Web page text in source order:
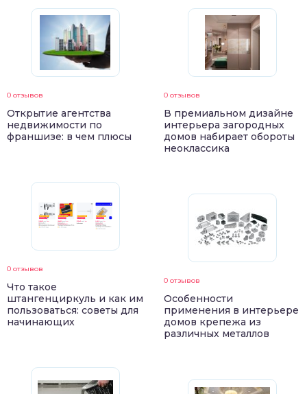
0 отзывов
Открытие агентства
недвижимости по
франшизе: в чем плюсы
0 отзывов
Что такое
штангенциркуль и как им
пользоваться: советы для
начинающих
0 отзывов
В премиальном дизайне
интерьера загородных
домов набирает обороты
неоклассика
0 отзывов
Особенности
применения в интерьере
домов крепежа из
различных металлов